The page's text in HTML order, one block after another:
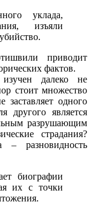
уклада,
изъяли
приводит
фактов.
далеко не
стоит множество
одного
другого является
разрушающим
страдания?
– разновидность
биографии
их с точки